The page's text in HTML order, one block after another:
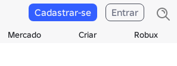
Mercado Criar Robux
Cadastrar-se Entrar